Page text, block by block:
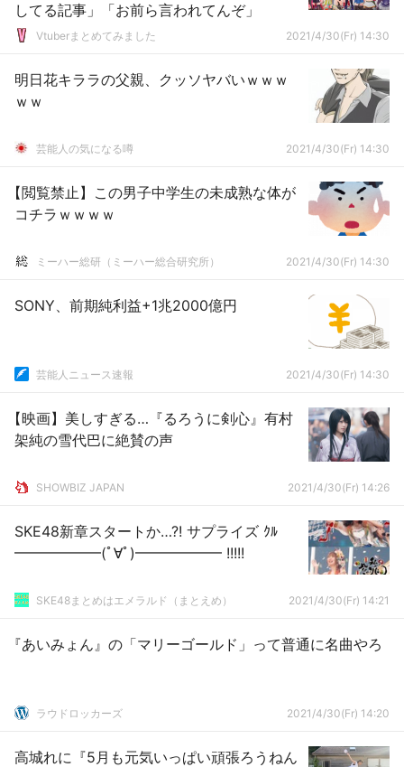
してる記事」「お前ら言われてんぞ」
Vtuberまとめてみました 2021/4/30(Fr) 14:30
明日花キララの父親、クッソヤバいｗｗｗ
ｗｗ
芸能人の気になる噂 2021/4/30(Fr) 14:30
【閲覧禁止】この男子中学生の未成熟な体が
コチラｗｗｗｗ
ミーハー総研（ミーハー総合研究所） 2021/4/30(Fr) 14:30
SONY、前期純利益+1兆2000億円
芸能人ニュース速報 2021/4/30(Fr) 14:30
【映画】美しすぎる…『るろうに剣心』有村
架純の雪代巴に絶賛の声
SHOWBIZ JAPAN 2021/4/30(Fr) 14:26
SKE48新章スタートか…?! サプライズ ｸﾙ
━━━━━━(ﾟ∀ﾟ)━━━━━━ !!!!!
SKE48まとめはエメラルド（まとえめ） 2021/4/30(Fr) 14:21
『あいみょん』の「マリーゴールド」って普通に名曲やろ
ラウドロッカーズ 2021/4/30(Fr) 14:20
高城れに『5月も元気いっぱい頑張ろうねん